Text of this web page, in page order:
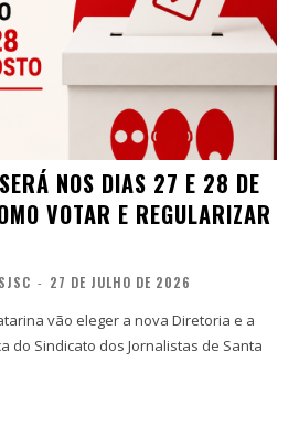
NOS DIAS 27 E 28 DE
VOTAR E REGULARIZAR
SJSC - 27 DE JULHO DE 2026
vão eleger a nova Diretoria e a
do Sindicato dos Jornalistas de Santa